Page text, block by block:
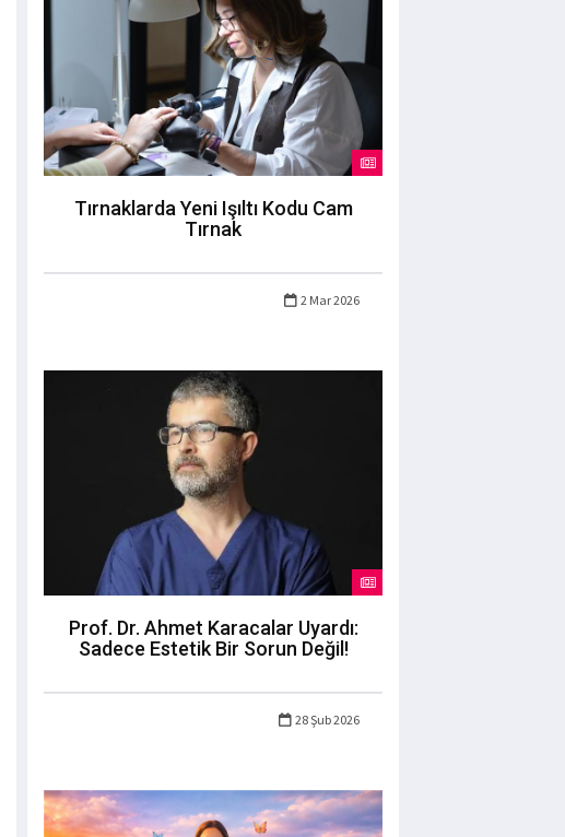
Tırnaklarda Yeni Işıltı Kodu Cam
Tırnak
2 Mar 2026
Prof. Dr. Ahmet Karacalar Uyardı:
Sadece Estetik Bir Sorun Değil!
28 Şub 2026